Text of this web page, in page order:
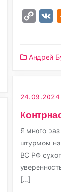
Copy
Андрей
24.09.2024
Я много
штурмом на
ВС РФ
[…]